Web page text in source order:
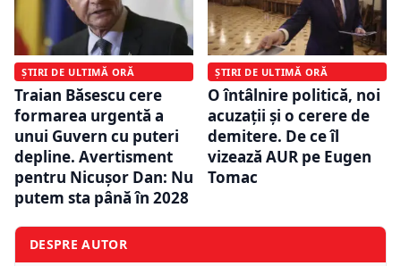
ȘTIRI DE ULTIMĂ ORĂ
Traian Băsescu cere
formarea urgentă a
unui Guvern cu puteri
depline. Avertisment
pentru Nicușor Dan: Nu
putem sta până în 2028
ȘTIRI DE ULTIMĂ ORĂ
O întâlnire politică, noi
acuzații și o cerere de
demitere. De ce îl
vizează AUR pe Eugen
Tomac
DESPRE AUTOR